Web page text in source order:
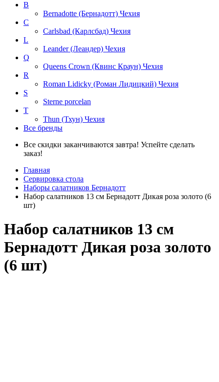
B
Bernadotte (Бернадотт) Чехия
C
Carlsbad (Карлсбад) Чехия
L
Leander (Леандер) Чехия
Q
Queens Crown (Квинс Краун) Чехия
R
Roman Lidicky (Роман Лидицкий) Чехия
S
Sterne porcelan
T
Thun (Тхун) Чехия
Все бренды
Все скидки заканчиваются завтра! Успейте сделать
заказ!
Главная
Сервировка стола
Наборы салатников Бернадотт
Набор салатников 13 см Бернадотт Дикая роза золото (6
шт)
Набор салатников 13 см
Бернадотт Дикая роза золото
(6 шт)